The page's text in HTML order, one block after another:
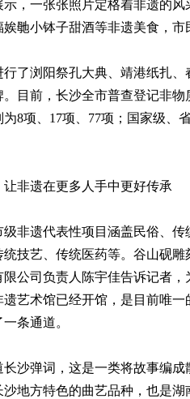
一张张照片定格着非遗的风
娭毑小钵子甜酒等非遗美食，
浏阳祭孔大典、靖港纸扎、
目前，长沙全市普查登记非
8项、17项、77项；国家级、
非遗在更多人手中更好传承
遗代表性项目涵盖民俗、传
技艺、传统医药等。谷山砚
公司负责人陈宇佳告诉记者
艺术馆已经开馆，是目前唯
条通道。
弹词，这是一类将故事编成
地方特色的曲艺品种，也是